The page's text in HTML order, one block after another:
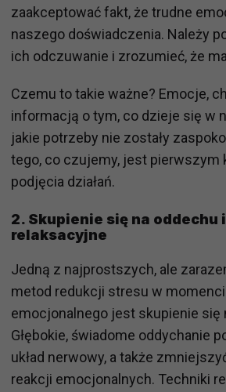
zaakceptować fakt, że trudne
naszego doświadczenia. Należy
ich odczuwanie i zrozumieć, że
Czemu to takie ważne? Emocje,
informacją o tym, co dzieje się w
jakie potrzeby nie zostały
tego, co czujemy, jest pierwszym
podjęcia działań.
2. Skupienie się na oddechu
relaksacyjne
Jedną z najprostszych, ale
metod redukcji stresu w
emocjonalnego jest skupienie się
Głębokie, świadome oddychanie
układ nerwowy, a także
reakcji emocjonalnych. Techniki